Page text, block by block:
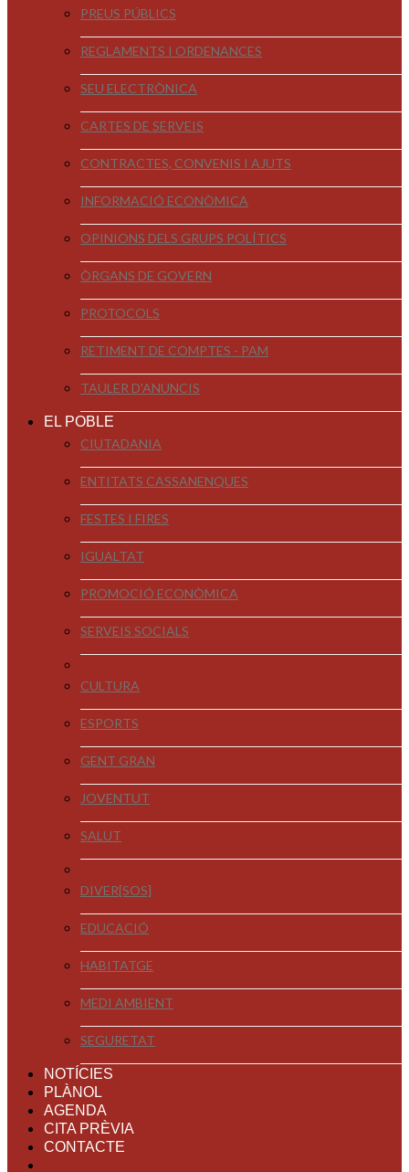
PREUS PÚBLICS
REGLAMENTS I ORDENANCES
SEU ELECTRÒNICA
CARTES DE SERVEIS
CONTRACTES, CONVENIS I AJUTS
INFORMACIÓ ECONÒMICA
OPINIONS DELS GRUPS POLÍTICS
ÒRGANS DE GOVERN
PROTOCOLS
RETIMENT DE COMPTES - PAM
TAULER D'ANUNCIS
EL POBLE
CIUTADANIA
ENTITATS CASSANENQUES
FESTES I FIRES
IGUALTAT
PROMOCIÓ ECONÒMICA
SERVEIS SOCIALS
CULTURA
ESPORTS
GENT GRAN
JOVENTUT
SALUT
DIVER[SOS]
EDUCACIÓ
HABITATGE
MEDI AMBIENT
SEGURETAT
NOTÍCIES
PLÀNOL
AGENDA
CITA PRÈVIA
CONTACTE